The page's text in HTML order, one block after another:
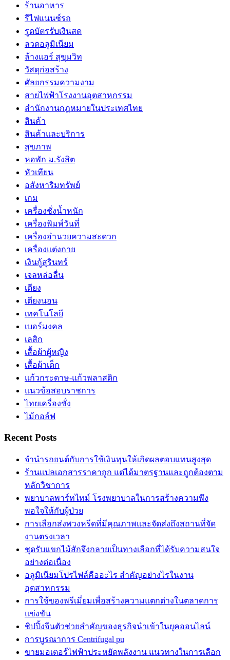
ร้านอาหาร
รีไฟแนนซ์รถ
รูดบัตรรับเงินสด
ลวดอลูมิเนียม
ล้างแอร์ สุขุมวิท
วัสดุก่อสร้าง
ศัลยกรรมความงาม
สายไฟฟ้าโรงงานอุตสาหกรรม
สำนักงานกฎหมายในประเทศไทย
สินค้า
สินค้าและบริการ
สุขภาพ
หอพัก ม.รังสิต
หัวเทียน
อสังหาริมทรัพย์
เกม
เครื่องชั่งน้ำหนัก
เครื่องพิมพ์วันที่
เครื่องอำนวยความสะดวก
เครื่องแต่งกาย
เงินกู้สุรินทร์
เจลหล่อลื่น
เตียง
เตียงนอน
เทคโนโลยี
เบอร์มงคล
เลสิก
เสื้อผ้าผู้หญิง
เสื้อผ้าเด็ก
แก้วกระดาษ-แก้วพลาสติก
แนวข้อสอบราชการ
ไทยเครื่องชั่ง
ไม้กอล์ฟ
Recent Posts
จำนำรถยนต์กับการใช้เงินทุนให้เกิดผลตอบแทนสูงสุด
ร้านแปลเอกสารราคาถูก แต่ได้มาตรฐานและถูกต้องตาม
หลักวิชาการ
พยาบาลพาร์ทไทม์ โรงพยาบาลในการสร้างความพึง
พอใจให้กับผู้ป่วย
การเลือกส่งพวงหรีดที่มีคุณภาพและจัดส่งถึงสถานที่จัด
งานตรงเวลา
ชุดรับแขกไม้สักจึงกลายเป็นทางเลือกที่ได้รับความสนใจ
อย่างต่อเนื่อง
อลูมิเนียมโปรไฟล์คืออะไร สำคัญอย่างไรในงาน
อุตสาหกรรม
การใช้ของพรีเมี่ยมเพื่อสร้างความแตกต่างในตลาดการ
แข่งขัน
ชิปปิ้งจีนตัวช่วยสำคัญของธุรกิจนำเข้าในยุคออนไลน์
การบูรณาการ Centrifugal pu
ขายมอเตอร์ไฟฟ้าประหยัดพลังงาน แนวทางในการเลือก